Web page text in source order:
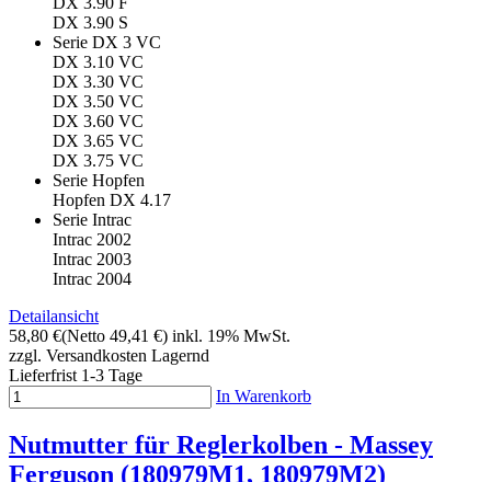
DX 3.90 S
Serie DX 3 VC
DX 3.10 VC
DX 3.30 VC
DX 3.50 VC
DX 3.60 VC
DX 3.65 VC
DX 3.75 VC
Serie Hopfen
Hopfen DX 4.17
Serie Intrac
Intrac 2002
Intrac 2003
Intrac 2004
Detailansicht
58,80 €(Netto 49,41 €) inkl. 19% MwSt.
zzgl. Versandkosten Lagernd
Lieferfrist 1-3 Tage
In Warenkorb
Nutmutter für Reglerkolben - Massey
Ferguson (180979M1, 180979M2)